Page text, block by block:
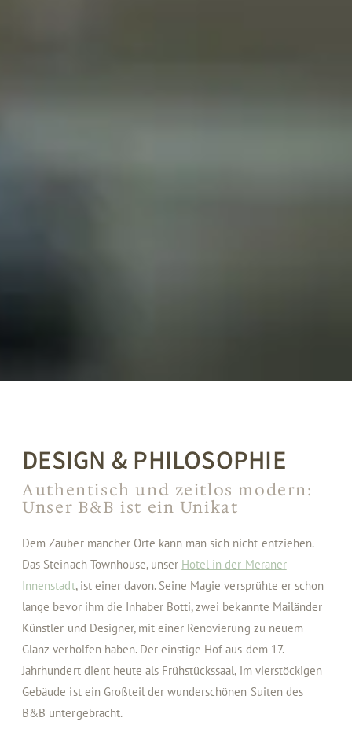
DESIGN & PHILOSOPHIE
Authentisch und zeitlos modern:
Unser B&B ist ein Unikat
Dem Zauber mancher Orte kann man sich nicht entziehen.
Das Steinach Townhouse, unser Hotel in der Meraner
Innenstadt, ist einer davon. Seine Magie versprühte er schon
lange bevor ihm die Inhaber Botti, zwei bekannte Mailänder
Künstler und Designer, mit einer Renovierung zu neuem
Glanz verholfen haben. Der einstige Hof aus dem 17.
Jahrhundert dient heute als Frühstückssaal, im vierstöckigen
Gebäude ist ein Großteil der wunderschönen Suiten des
B&B untergebracht.